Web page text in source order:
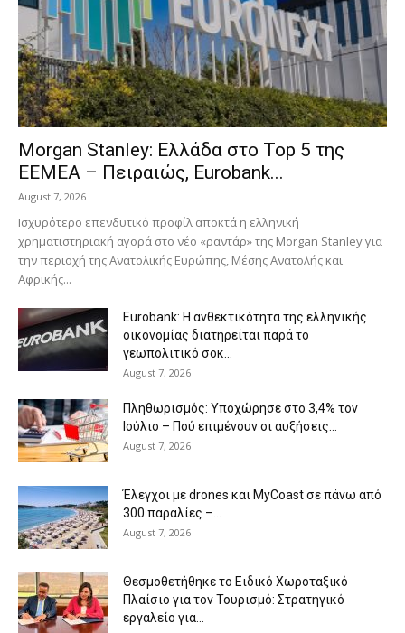
Morgan Stanley: Ελλάδα στο Top 5 της
EEMEA – Πειραιώς, Eurobank...
August 7, 2026
Ισχυρότερο επενδυτικό προφίλ αποκτά η ελληνική
χρηματιστηριακή αγορά στο νέο «ραντάρ» της Morgan Stanley για
την περιοχή της Ανατολικής Ευρώπης, Μέσης Ανατολής και
Αφρικής...
Eurobank: Η ανθεκτικότητα της ελληνικής
οικονομίας διατηρείται παρά το
γεωπολιτικό σοκ...
August 7, 2026
Πληθωρισμός: Υποχώρησε στο 3,4% τον
Ιούλιο – Πού επιμένουν οι αυξήσεις...
August 7, 2026
Έλεγχοι με drones και MyCoast σε πάνω από
300 παραλίες –...
August 7, 2026
Θεσμοθετήθηκε το Ειδικό Χωροταξικό
Πλαίσιο για τον Τουρισμό: Στρατηγικό
εργαλείο για...